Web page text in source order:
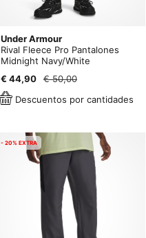
Under Armour
Rival Fleece Pro Pantalones
Midnight Navy/White
€ 44,90
€ 50,00
Descuentos por cantidades
- 20% EXTRA